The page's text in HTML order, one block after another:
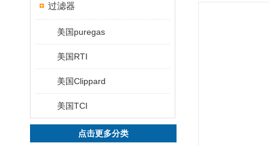
过滤器
美国puregas
美国RTI
美国Clippard
美国TCI
点击更多分类